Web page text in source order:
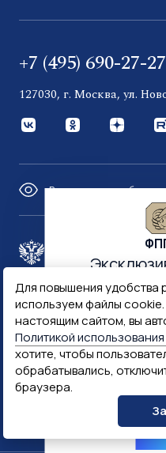
Для повышения удобства
используем файлы
настоящим сайтом, вы
Политикой
хотите, чтобы
обрабатывались,
браузера.
+7 (495) 690-27-27
127030, г. Москва, ул.
Версия для
Правительство
Минфин России
Госуслуги
и